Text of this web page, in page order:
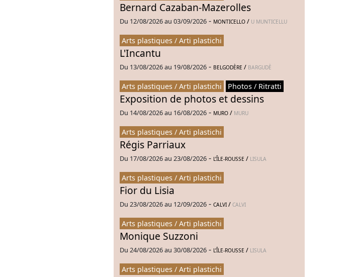
Bernard Cazaban-Mazerolles
Du 12/08/2026 au 03/09/2026 - MONTICELLO / U MUNTICELLU
Arts plastiques / Arti plastichi
L'Incantu
Du 13/08/2026 au 19/08/2026 - BELGODÈRE / BARGUDÈ
Arts plastiques / Arti plastichi Photos / Ritratti
Exposition de photos et dessins
Du 14/08/2026 au 16/08/2026 - MURO / MURU
Arts plastiques / Arti plastichi
Régis Parriaux
Du 17/08/2026 au 23/08/2026 - L’ÎLE-ROUSSE / LISULA
Arts plastiques / Arti plastichi
Fior du Lisia
Du 23/08/2026 au 12/09/2026 - CALVI / CALVI
Arts plastiques / Arti plastichi
Monique Suzzoni
Du 24/08/2026 au 30/08/2026 - L’ÎLE-ROUSSE / LISULA
Arts plastiques / Arti plastichi